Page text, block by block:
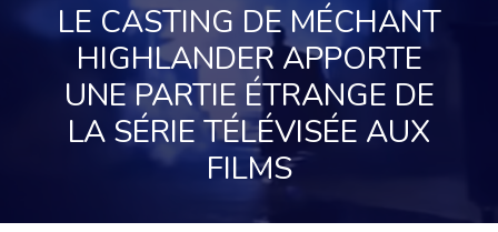
LE CASTING DE MÉCHANT
HIGHLANDER APPORTE
UNE PARTIE ÉTRANGE DE
LA SÉRIE TÉLÉVISÉE AUX
FILMS